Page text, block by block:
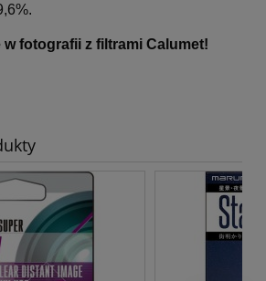
fotografii z filtrami Calumet!